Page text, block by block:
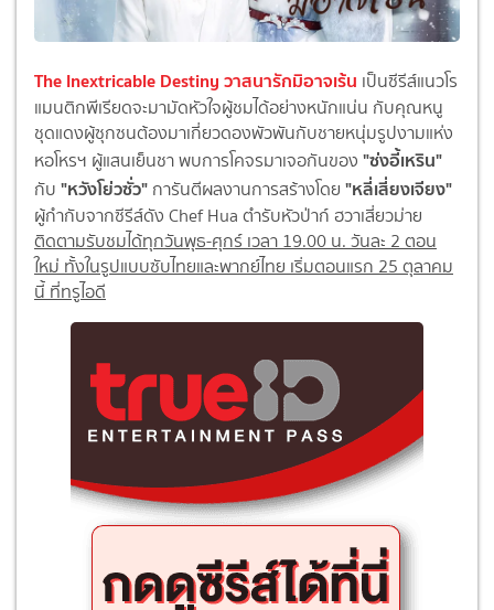
The Inextricable Destiny วาสนารักมิอาจเร้น เป็นซีรีส์แนวโร
แมนติกพีเรียดจะมามัดหัวใจผู้ชมได้อย่างหนักแน่น กับคุณหนู
ชุดแดงผู้ซุกซนต้องมาเกี่ยวดองพัวพันกับชายหนุ่มรูปงามแห่ง
หอโหรฯ ผู้แสนเย็นชา พบการโคจรมาเจอกันของ "ซ่งอี้เหริน"
กับ "หวังโย่วซั่ว" การันตีผลงานการสร้างโดย "หลี่เสี่ยงเจียง"
ผู้กำกับจากซีรีส์ดัง Chef Hua ตำรับหัวป่าก์ ฮวาเสี่ยวม่าย
ติดตามรับชมได้ทุกวันพุธ-ศุกร์ เวลา 19.00 น. วันละ 2 ตอน
ใหม่ ทั้งในรูปแบบซับไทยและพากย์ไทย เริ่มตอนแรก 25 ตุลาคม
นี้ ที่ทรูไอดี